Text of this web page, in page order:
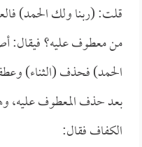
قلت: (ربنا ولك الحمد)
من معطوف عليه؟ فيقال:
الحمد) فحذف (الثناء)
بعد حذف المعطوف عليه،
الكفاف فقال: